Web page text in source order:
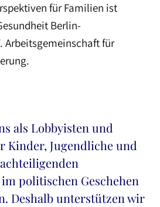
für Familien ist
Berlin-
Arbeitsgemeinschaft für
als Lobbyisten und
Kinder, Jugendliche und
politischen Geschehen
Deshalb unterstützen wir